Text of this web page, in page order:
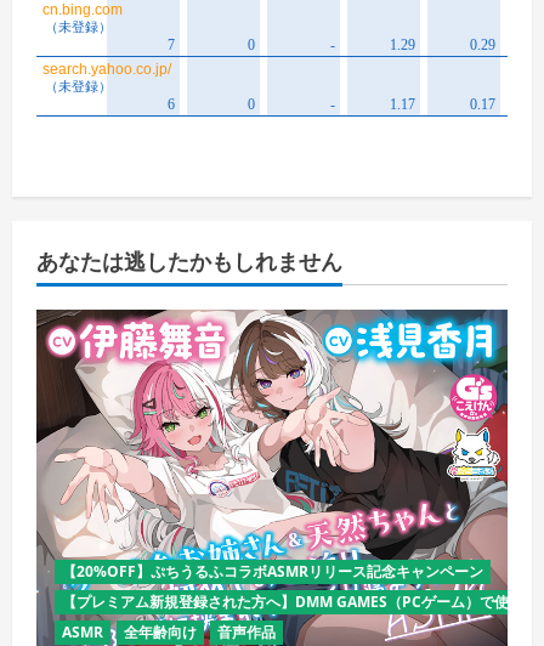
あなたは逃したかもしれません
【20%OFF】ぷちうるふコラボASMRリリース記念キャンペーン
【プレミアム新規登録された方へ】DMM GAMES（PCゲーム）で使え
ASMR
全年齢向け 音声作品